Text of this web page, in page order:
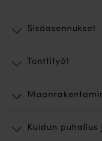
Sisäasennukset
Tonttityöt
Kuidun